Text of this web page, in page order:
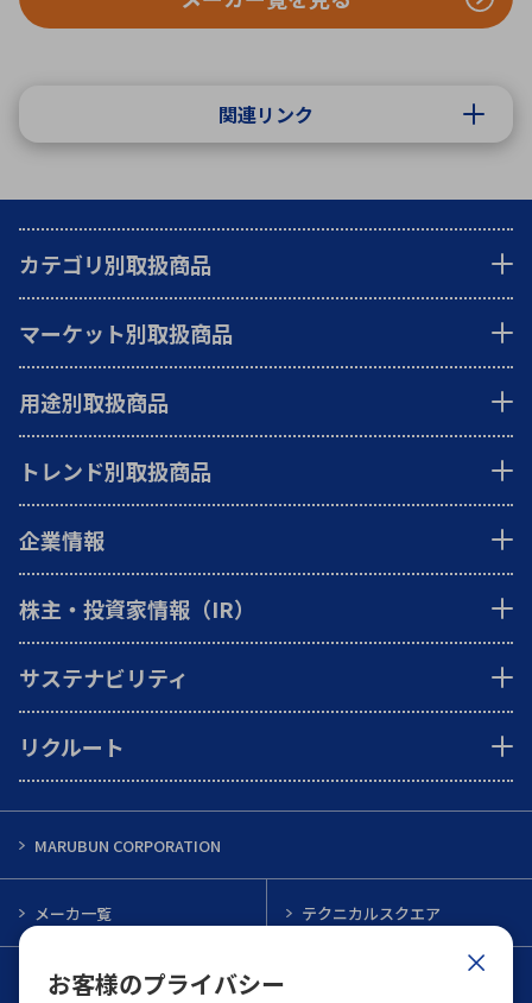
お客様のプライバシー
関連リンク
カテゴリ別取扱商品
マーケット別取扱商品
用途別取扱商品
トレンド別取扱商品
企業情報
株主・投資家情報（IR）
サステナビリティ
リクルート
MARUBUN CORPORATION
メーカ一覧 テクニカルスクエア
インフォメーション